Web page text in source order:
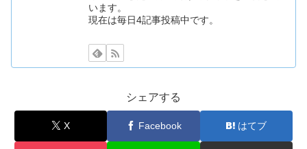
います。
現在は毎日4記事投稿中です。
シェアする
X Facebook はてブ